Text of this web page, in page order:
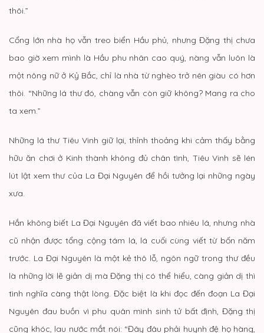
thôi.”
Cổng lớn nhà họ vẫn treo biển Hầu phủ, nhưng Đặng thị chưa
bao giờ xem mình là Hầu phu nhân cao quý, nàng vẫn luôn là
một nông nữ ở Kỷ Bắc, chỉ là nhà từ nghèo trở nên giàu có hơn
thôi. “Những lá thư đó, chàng vẫn còn giữ không? Mang ra cho
ta xem.”
Những lá thư Tiêu Vinh giữ lại, thỉnh thoảng khi cảm thấy bằng
hữu ăn chơi ở Kinh thành không đủ chân tình, Tiêu Vinh sẽ lén
lút lật xem thư của La Đại Nguyên để hồi tưởng lại những ngày
xưa.
Hắn không biết La Đại Nguyên đã viết bao nhiêu lá, nhưng nhà
cũ nhận được tổng cộng tám lá, lá cuối cùng viết từ bốn năm
trước. La Đại Nguyên là một kẻ thô lỗ, ngôn ngữ trong thư đều
là những lời lẽ giản dị mà Đặng thị có thể hiểu, càng giản dị thì
tình nghĩa càng thật lòng. Đặc biệt là khi đọc đến đoạn La Đại
Nguyên đau buồn vì phu quân mình sinh tử bất định, Đặng thị
cũng khóc, lau nước mắt nói: “Đây đâu phải huynh đệ họ hàng,